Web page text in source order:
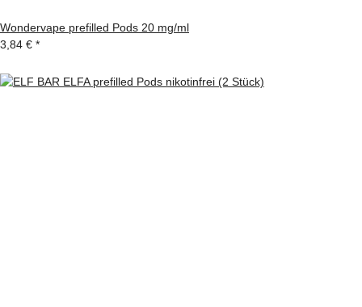
Wondervape prefilled Pods 20 mg/ml
3,84 € *